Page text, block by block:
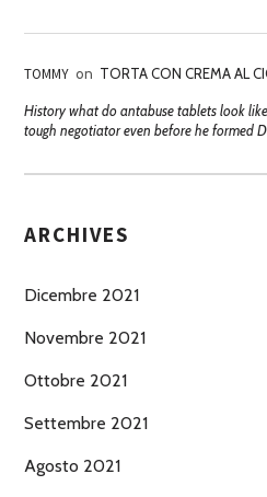
TOMMY on TORTA CON CREMA AL
History what do antabuse tablets look
tough negotiator even before he formed
ARCHIVES
Dicembre 2021
Novembre 2021
Ottobre 2021
Settembre 2021
Agosto 2021